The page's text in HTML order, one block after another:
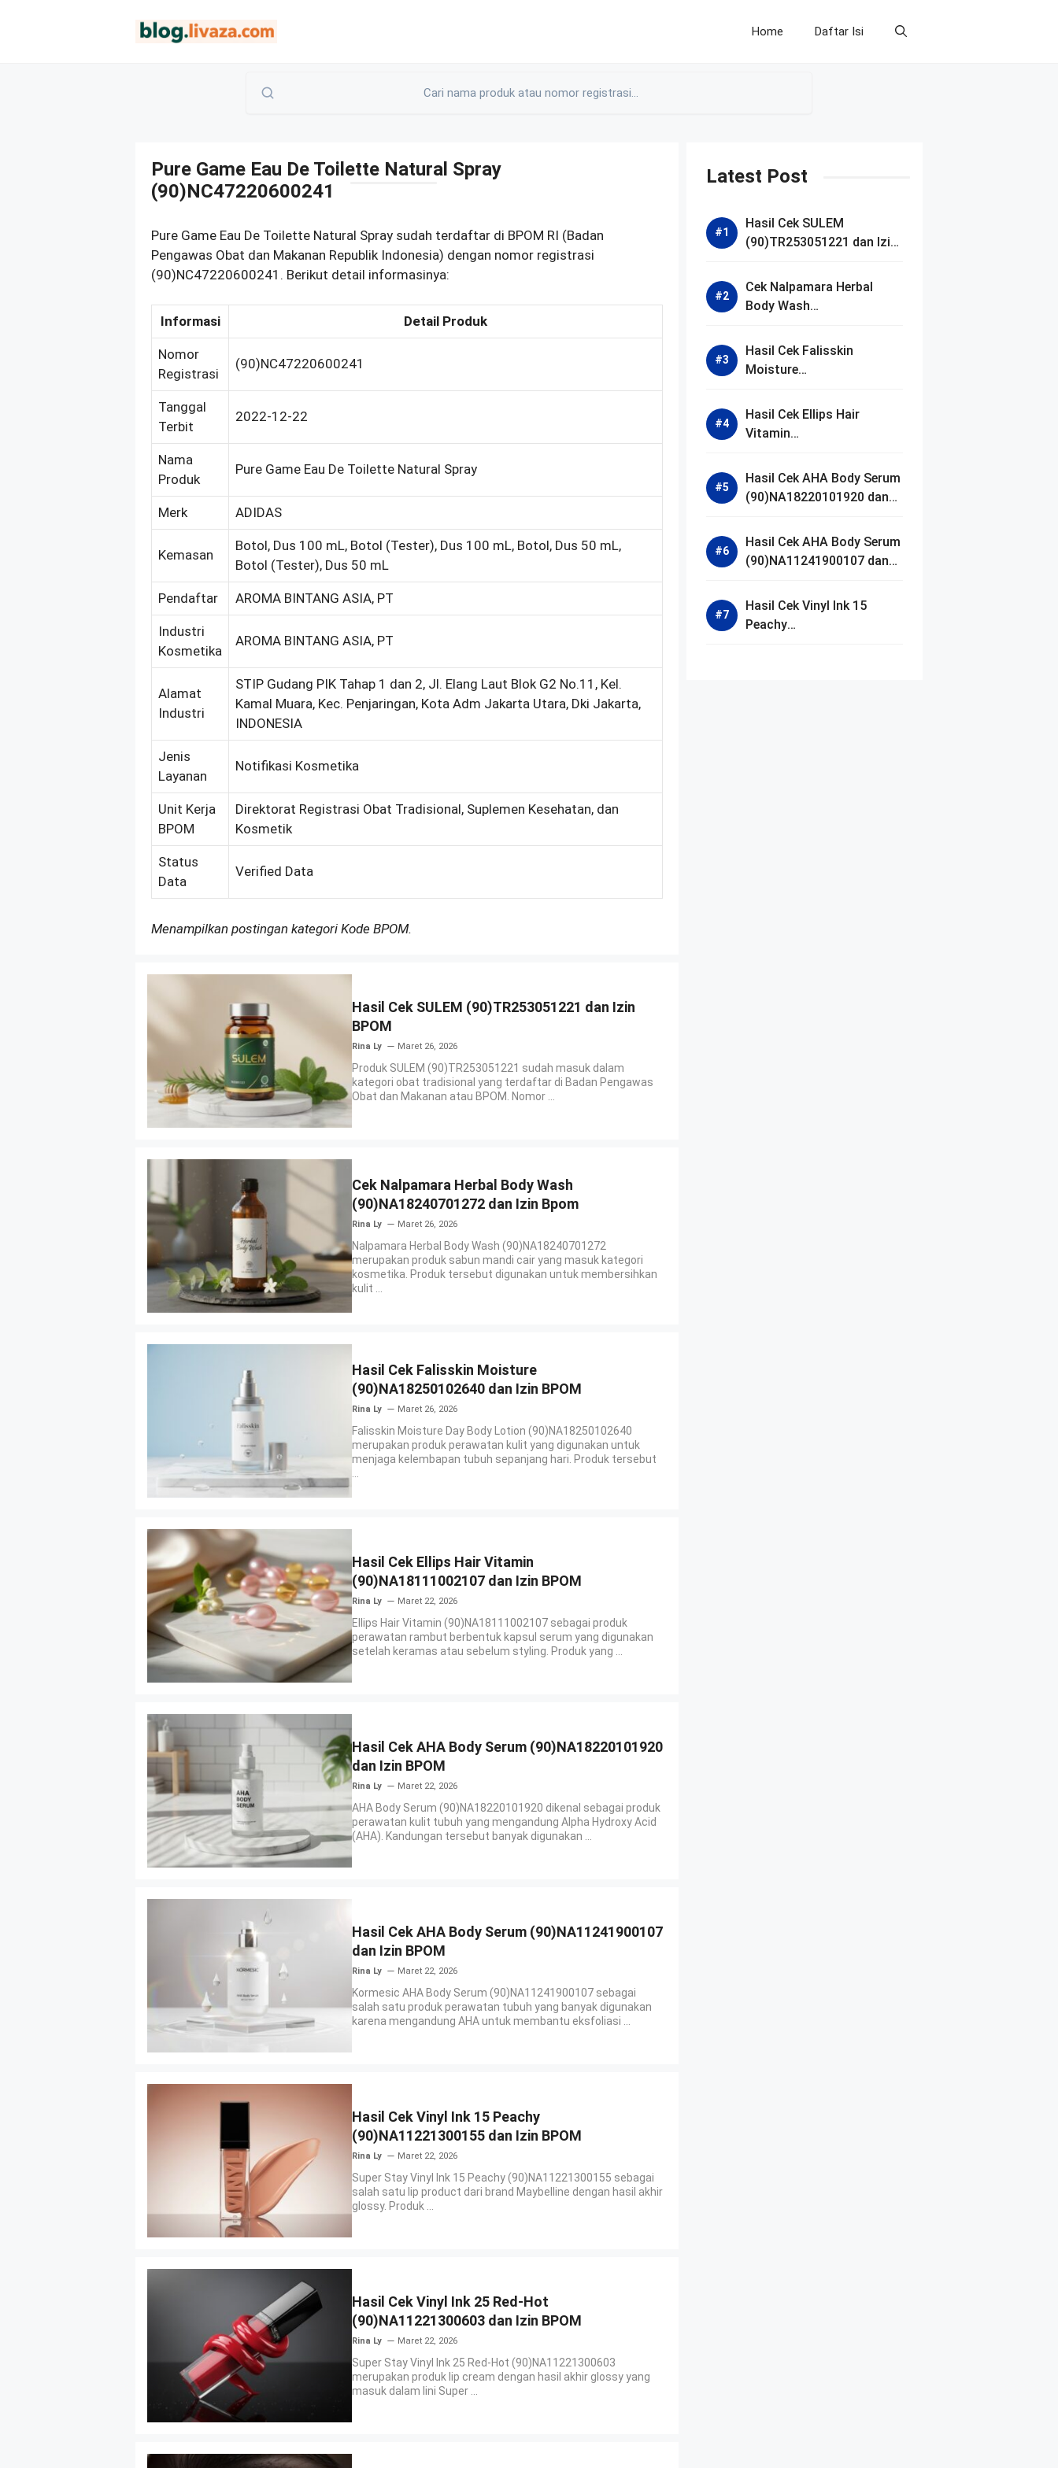
Home Daftar Isi
Pure Game Eau De Toilette Natural Spray
(90)NC47220600241
Pure Game Eau De Toilette Natural Spray sudah terdaftar di BPOM RI (Badan
Pengawas Obat dan Makanan Republik Indonesia) dengan nomor registrasi
(90)NC47220600241. Berikut detail informasinya:
Informasi Detail Produk
Nomor
Registrasi
(90)NC47220600241
Tanggal
Terbit
2022-12-22
Nama
Produk
Pure Game Eau De Toilette Natural Spray
Merk ADIDAS
Kemasan
Botol, Dus 100 mL, Botol (Tester), Dus 100 mL, Botol, Dus 50 mL,
Botol (Tester), Dus 50 mL
Pendaftar AROMA BINTANG ASIA, PT
Industri
Kosmetika
AROMA BINTANG ASIA, PT
Alamat
Industri
STIP Gudang PIK Tahap 1 dan 2, Jl. Elang Laut Blok G2 No.11, Kel.
Kamal Muara, Kec. Penjaringan, Kota Adm Jakarta Utara, Dki Jakarta,
INDONESIA
Jenis
Layanan
Notifikasi Kosmetika
Unit Kerja
BPOM
Direktorat Registrasi Obat Tradisional, Suplemen Kesehatan, dan
Kosmetik
Status
Data
Verified Data
Menampilkan postingan kategori Kode BPOM.
Hasil Cek SULEM (90)TR253051221 dan Izin
BPOM
Rina Ly Maret 26, 2026
Produk SULEM (90)TR253051221 sudah masuk dalam
kategori obat tradisional yang terdaftar di Badan Pengawas
Obat dan Makanan atau BPOM. Nomor ...
Cek Nalpamara Herbal Body Wash
(90)NA18240701272 dan Izin Bpom
Rina Ly Maret 26, 2026
Nalpamara Herbal Body Wash (90)NA18240701272
merupakan produk sabun mandi cair yang masuk kategori
kosmetika. Produk tersebut digunakan untuk membersihkan
kulit ...
Hasil Cek Falisskin Moisture
(90)NA18250102640 dan Izin BPOM
Rina Ly Maret 26, 2026
Falisskin Moisture Day Body Lotion (90)NA18250102640
merupakan produk perawatan kulit yang digunakan untuk
menjaga kelembapan tubuh sepanjang hari. Produk tersebut
Hasil Cek Ellips Hair Vitamin
(90)NA18111002107 dan Izin BPOM
Rina Ly Maret 22, 2026
Ellips Hair Vitamin (90)NA18111002107 sebagai produk
perawatan rambut berbentuk kapsul serum yang digunakan
setelah keramas atau sebelum styling. Produk yang ...
Hasil Cek AHA Body Serum (90)NA18220101920
dan Izin BPOM
Rina Ly Maret 22, 2026
AHA Body Serum (90)NA18220101920 dikenal sebagai produk
perawatan kulit tubuh yang mengandung Alpha Hydroxy Acid
(AHA). Kandungan tersebut banyak digunakan ...
Hasil Cek AHA Body Serum (90)NA11241900107
dan Izin BPOM
Rina Ly Maret 22, 2026
Kormesic AHA Body Serum (90)NA11241900107 sebagai
salah satu produk perawatan tubuh yang banyak digunakan
karena mengandung AHA untuk membantu eksfoliasi ...
Hasil Cek Vinyl Ink 15 Peachy
(90)NA11221300155 dan Izin BPOM
Rina Ly Maret 22, 2026
Super Stay Vinyl Ink 15 Peachy (90)NA11221300155 sebagai
salah satu lip product dari brand Maybelline dengan hasil akhir
glossy. Produk ...
Hasil Cek Vinyl Ink 25 Red-Hot
(90)NA11221300603 dan Izin BPOM
Rina Ly Maret 22, 2026
Super Stay Vinyl Ink 25 Red-Hot (90)NA11221300603
merupakan produk lip cream dengan hasil akhir glossy yang
masuk dalam lini Super ...
Latest Post
Hasil Cek SULEM
(90)TR253051221 dan Izin
Cek Nalpamara Herbal
Body Wash
Izin Bpom
Hasil Cek Falisskin
Moisture
Izin BPOM
Hasil Cek Ellips Hair
Vitamin
Izin BPOM
Hasil Cek AHA Body Serum
(90)NA18220101920 dan
Hasil Cek AHA Body Serum
(90)NA11241900107 dan
Hasil Cek Vinyl Ink 15
Peachy